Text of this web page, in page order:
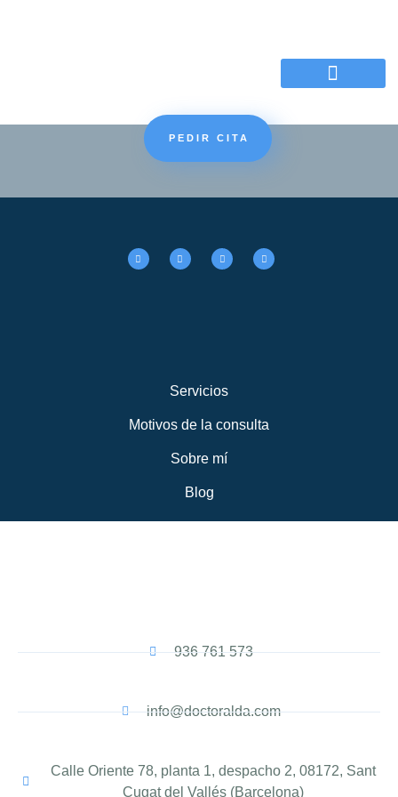
PEDIR CITA
Servicios
Motivos de la consulta
Sobre mí
Blog
936 761 573
info@doctoralda.com
Calle Oriente 78, planta 1, despacho 2, 08172, Sant
Cugat del Vallés (Barcelona)